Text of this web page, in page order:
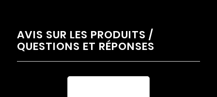
AVIS SUR LES PRODUITS /
QUESTIONS ET RÉPONSES